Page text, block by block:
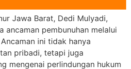
Jawa Barat, Dedi Mulyadi,
ancaman pembunuhan melalui
ini tidak hanya
pribadi, tetapi juga
mengenai perlindungan hukum